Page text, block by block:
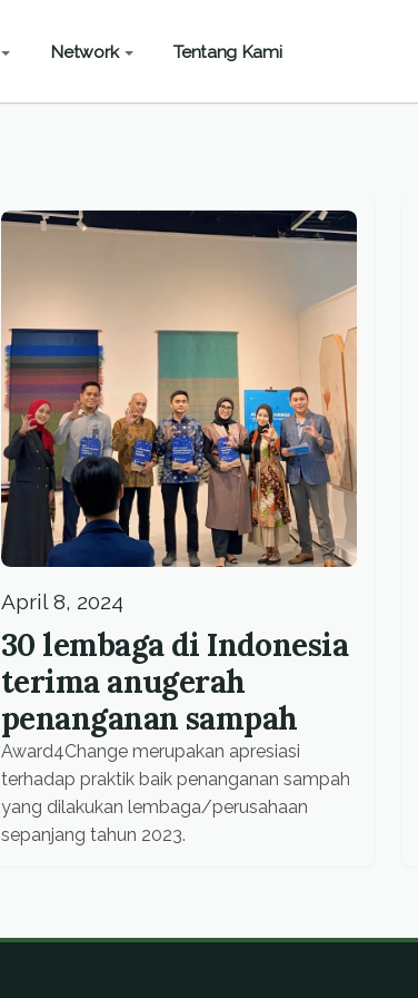
Network Tentang Kami
April 8, 2024
30 lembaga di Indonesia
terima anugerah
penanganan sampah
Award4Change merupakan apresiasi
terhadap praktik baik penanganan sampah
yang dilakukan lembaga/perusahaan
sepanjang tahun 2023.